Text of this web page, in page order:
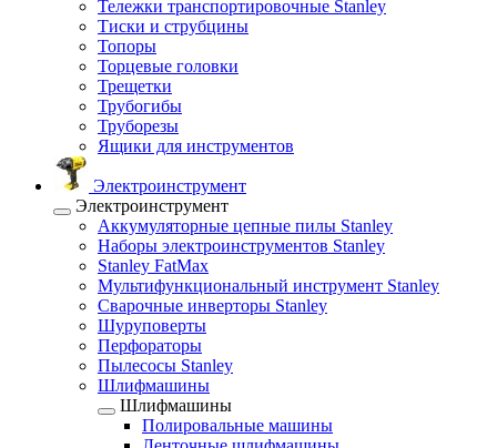
Тележки транспортировочные Stanley
Тиски и струбцины
Топоры
Торцевые головки
Трещетки
Трубогибы
Труборезы
Ящики для инструментов
Электроинструмент
Электроинструмент
Аккумуляторные цепные пилы Stanley
Наборы электроинструментов Stanley
Stanley FatMax
Мультифункциональный инструмент Stanley
Сварочные инверторы Stanley
Шуруповерты
Перфораторы
Пылесосы Stanley
Шлифмашины
Шлифмашины
Полировальные машины